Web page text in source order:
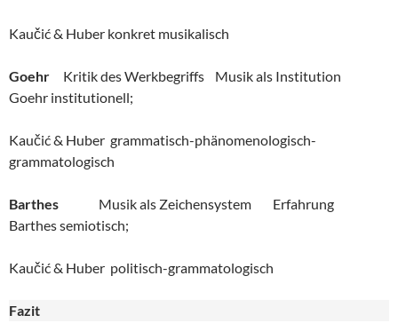
Kaučić & Huber konkret musikalisch
Goehr Kritik des Werkbegriffs Musik als Institution
Goehr institutionell;
Kaučić & Huber grammatisch-phänomenologisch-
grammatologisch
Barthes Musik als Zeichensystem Erfahrung
Barthes semiotisch;
Kaučić & Huber politisch-grammatologisch
Fazit